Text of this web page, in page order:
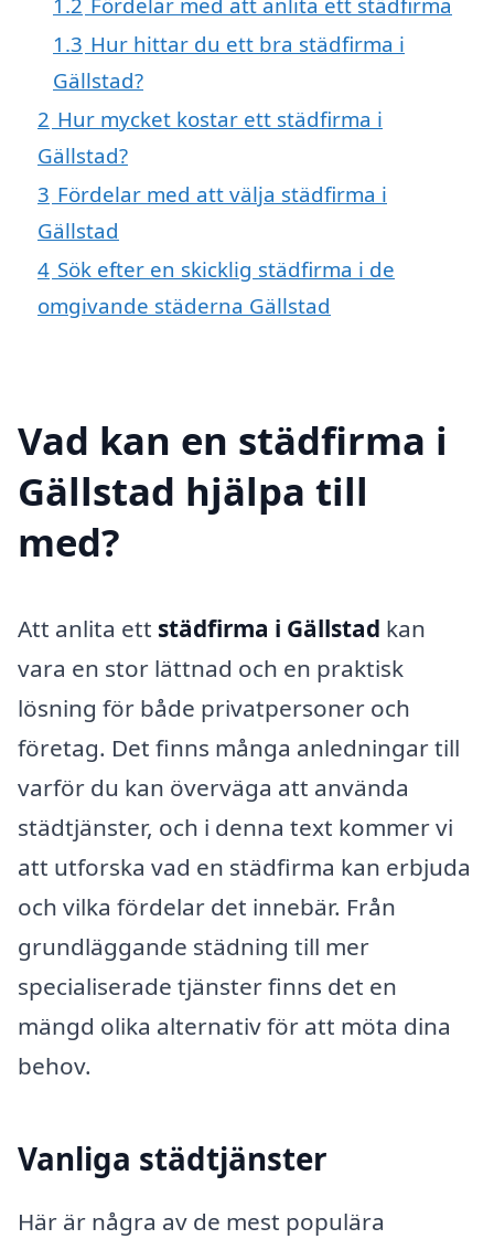
1.3 Hur hittar du ett bra städfirma i
Gällstad?
2 Hur mycket kostar ett städfirma i
Gällstad?
3 Fördelar med att välja städfirma i
Gällstad
4 Sök efter en skicklig städfirma i de
omgivande städerna Gällstad
Vad kan en städfirma i
Gällstad hjälpa till
med?
Att anlita ett städfirma i Gällstad kan
vara en stor lättnad och en praktisk
lösning för både privatpersoner och
företag. Det finns många anledningar till
varför du kan överväga att använda
städtjänster, och i denna text kommer vi
att utforska vad en städfirma kan erbjuda
och vilka fördelar det innebär. Från
grundläggande städning till mer
specialiserade tjänster finns det en
mängd olika alternativ för att möta dina
behov.
Vanliga städtjänster
Här är några av de mest populära